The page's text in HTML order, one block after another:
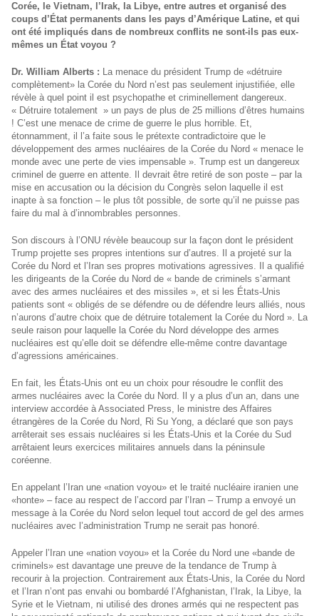
Corée, le Vietnam, l’Irak, la Libye, entre autres et organisé des
coups d’État permanents dans les pays d’Amérique Latine, et qui
ont été impliqués dans de nombreux conflits ne sont-ils pas eux-
mêmes un État voyou ?
Dr. William Alberts : La menace du président Trump de «détruire
complètement» la Corée du Nord n’est pas seulement injustifiée, elle
révèle à quel point il est psychopathe et criminellement dangereux.
« Détruire totalement » un pays de plus de 25 millions d’êtres humains
! C’est une menace de crime de guerre le plus horrible. Et,
étonnamment, il l’a faite sous le prétexte contradictoire que le
développement des armes nucléaires de la Corée du Nord « menace le
monde avec une perte de vies impensable ». Trump est un dangereux
criminel de guerre en attente. Il devrait être retiré de son poste – par la
mise en accusation ou la décision du Congrès selon laquelle il est
inapte à sa fonction – le plus tôt possible, de sorte qu’il ne puisse pas
faire du mal à d’innombrables personnes.
Son discours à l’ONU révèle beaucoup sur la façon dont le président
Trump projette ses propres intentions sur d’autres. Il a projeté sur la
Corée du Nord et l’Iran ses propres motivations agressives. Il a qualifié
les dirigeants de la Corée du Nord de « bande de criminels s’armant
avec des armes nucléaires et des missiles », et si les États-Unis
patients sont « obligés de se défendre ou de défendre leurs alliés, nous
n’aurons d’autre choix que de détruire totalement la Corée du Nord ». La
seule raison pour laquelle la Corée du Nord développe des armes
nucléaires est qu’elle doit se défendre elle-même contre davantage
d’agressions américaines.
En fait, les États-Unis ont eu un choix pour résoudre le conflit des
armes nucléaires avec la Corée du Nord. Il y a plus d’un an, dans une
interview accordée à Associated Press, le ministre des Affaires
étrangères de la Corée du Nord, Ri Su Yong, a déclaré que son pays
arrêterait ses essais nucléaires si les États-Unis et la Corée du Sud
arrêtaient leurs exercices militaires annuels dans la péninsule
coréenne.
En appelant l’Iran une «nation voyou» et le traité nucléaire iranien une
«honte» – face au respect de l’accord par l’Iran – Trump a envoyé un
message à la Corée du Nord selon lequel tout accord de gel des armes
nucléaires avec l’administration Trump ne serait pas honoré.
Appeler l’Iran une «nation voyou» et la Corée du Nord une «bande de
criminels» est davantage une preuve de la tendance de Trump à
recourir à la projection. Contrairement aux États-Unis, la Corée du Nord
et l’Iran n’ont pas envahi ou bombardé l’Afghanistan, l’Irak, la Libye, la
Syrie et le Vietnam, ni utilisé des drones armés qui ne respectent pas